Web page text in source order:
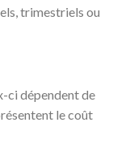
trimestriels ou
ci dépendent de
le coût